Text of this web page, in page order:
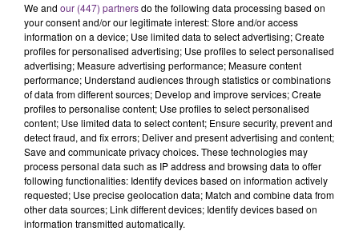
SI TOUT LE MONDE FAIT ÇA, MOI L'ANNÉE
PROCHAINE JE VENDANGE EN...
La vendange en Champagne a débuté ce jeudi 6
août dans la commune de Montgueux (Aube). Du
jamais vu !
We and our (447) partnersdo the following data processing based on
your consent and/or our legitimate interest: Store and/or access
information on a device; Use limited data to select advertising; Create
profiles for personalised advertising; Use profiles to select personalised
advertising; Measure advertising performance; Measure content
performance; Understand audiences through statistics or combinations
of data from different sources; Develop and improve services; Create
profiles to personalise content; Use profiles to select personalised
content; Use limited data to select content; Ensure security, prevent and
detect fraud, and fix errors; Deliver and present advertising and content;
Save and communicate privacy choices. These technologies may
process personal data such as IP address and browsing data to offer
following functionalities: Identify devices based on information actively
requested; Use precise geolocation data; Match and combine data from
other data sources; Link different devices; Identify devices based on
information transmitted automatically.